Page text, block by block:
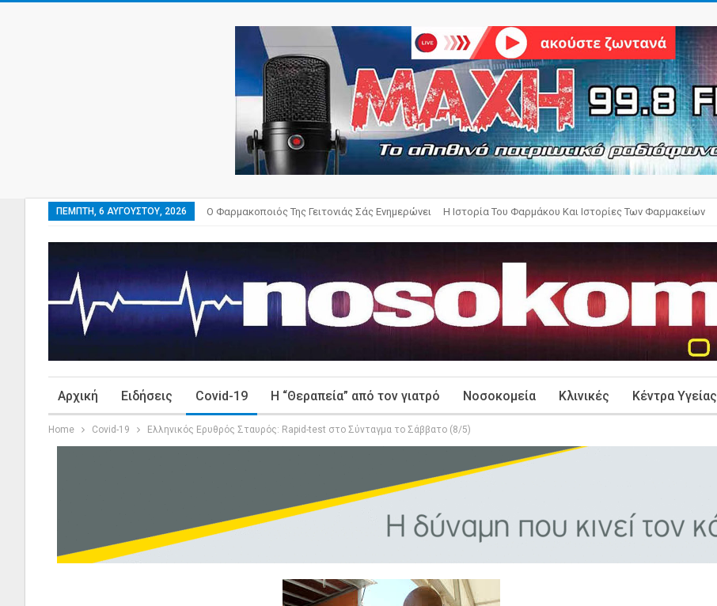
ΠΈΜΠΤΗ, 6 ΑΥΓΟΎΣΤΟΥ, 2026 Ο Φαρμακοποιός Της Γειτονιάς Σάς Ενημερώνει Η Ιστορία Του Φαρμάκου Και Ιστορίες Των Φαρμακείων
Αρχική Ειδήσεις Covid-19 Η “Θεραπεία” από τον γιατρό Νοσοκομεία Κλινικές Κέντρα Υγείας
Home Covid-19 Ελληνικός Ερυθρός Σταυρός: Rapid-test στο Σύνταγμα το Σάββατο (8/5)